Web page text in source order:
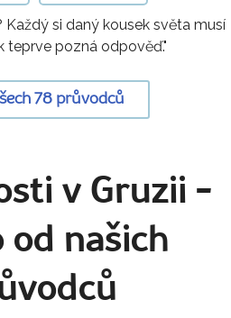
Každý si daný kousek světa musí
teprve pozná odpověď."
78 průvodců
v Gruzii -
od našich